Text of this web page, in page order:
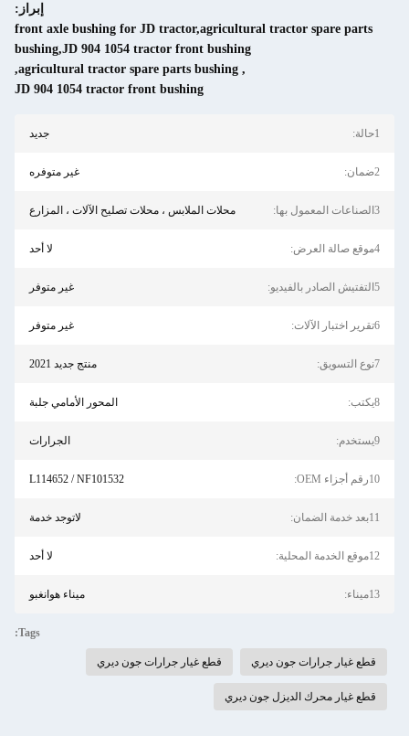
إبراز:
front axle bushing for JD tractor,agricultural tractor spare parts
bushing,JD 904 1054 tractor front bushing
,
agricultural tractor spare parts bushing
,
JD 904 1054 tractor front bushing
1حالة: جديد
2ضمان: غير متوفره
3الصناعات المعمول بها: محلات الملابس ، محلات تصليح الآلات ، المزارع
4موقع صالة العرض: لا أحد
5التفتيش الصادر بالفيديو: غير متوفر
6تقرير اختبار الآلات: غير متوفر
7نوع التسويق: منتج جديد 2021
8يكتب: المحور الأمامي جلبة
9يستخدم: الجرارات
10رقم أجزاء OEM: L114652 / NF101532
11بعد خدمة الضمان: لاتوجد خدمة
12موقع الخدمة المحلية: لا أحد
13ميناء: ميناء هوانغبو
Tags:
قطع غيار جرارات جون ديري قطع غيار جرارات جون ديري
قطع غيار محرك الديزل جون ديري